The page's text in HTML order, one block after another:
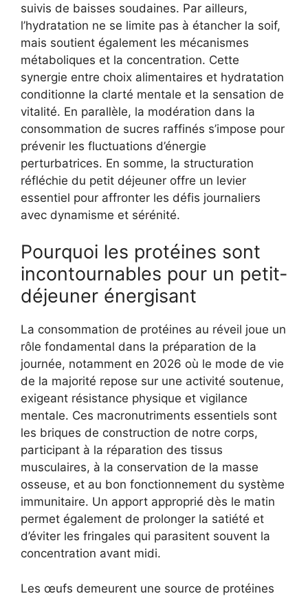
suivis de baisses soudaines. Par ailleurs,
l’hydratation ne se limite pas à étancher la soif,
mais soutient également les mécanismes
métaboliques et la concentration. Cette
synergie entre choix alimentaires et hydratation
conditionne la clarté mentale et la sensation de
vitalité. En parallèle, la modération dans la
consommation de sucres raffinés s’impose pour
prévenir les fluctuations d’énergie
perturbatrices. En somme, la structuration
réfléchie du petit déjeuner offre un levier
essentiel pour affronter les défis journaliers
avec dynamisme et sérénité.
Pourquoi les protéines sont
incontournables pour un petit-
déjeuner énergisant
La consommation de protéines au réveil joue un
rôle fondamental dans la préparation de la
journée, notamment en 2026 où le mode de vie
de la majorité repose sur une activité soutenue,
exigeant résistance physique et vigilance
mentale. Ces macronutriments essentiels sont
les briques de construction de notre corps,
participant à la réparation des tissus
musculaires, à la conservation de la masse
osseuse, et au bon fonctionnement du système
immunitaire. Un apport approprié dès le matin
permet également de prolonger la satiété et
d’éviter les fringales qui parasitent souvent la
concentration avant midi.
Les œufs demeurent une source de protéines